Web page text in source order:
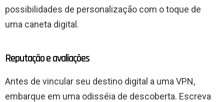
possibilidades de personalização com o toque de
uma caneta digital.
Reputação e avaliações
Antes de vincular seu destino digital a uma VPN,
embarque em uma odisséia de descoberta. Escreva